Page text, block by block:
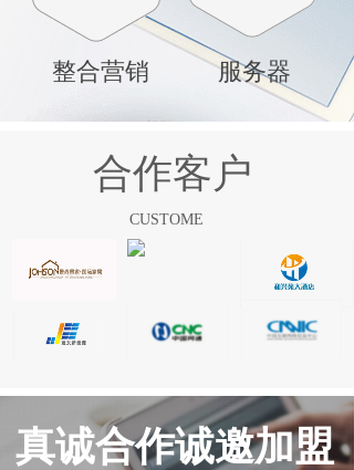
服务器
整合营销
合作客户
CUSTOME
真诚合作诚邀加盟